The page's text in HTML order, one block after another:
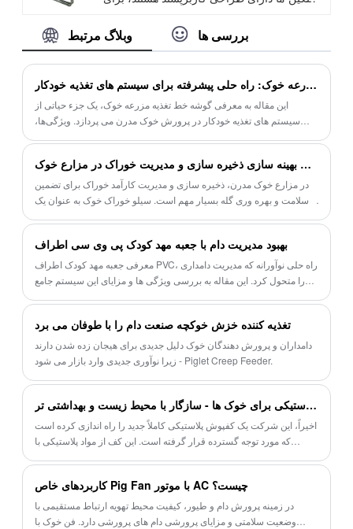
می شوند. آنها مجهز به سیستم باز و بسته شدن
موثری را فراهم می کند و در عین حال ظاهر
زیبایی را حفظ می کند.
استثنایی را از طریق مواد درجه یک و کار خوب
ارائه می‌دهند. با استقبال خوب دامداران در
سراسر جهان، این محصولات به طور کامل به
دلیل عملکرد پایدار و مقرون به صرفه بودن بالا
وبلاگ مرتبط بررسی ها
گوشه خط تغذیه مزرعه خوک: راه حلی پیشرفته برای سیستم های تغذیه خودکار
این مقاله به معرفی گوشه خط تغذیه مزرعه خوک، یک جزء حیاتی از
سیستم های تغذیه خودکار در پرورش خوک مدرن می پردازد. ویژگی‌ها،
سفارشی‌سازی انعطاف‌پذیر را بررسی کنید. انتخاب Pig Farm Feeding
Line Corner مدیریت تغذیه خودکار کارآمد و قابل اعتماد را امکان پذیر می
کند و سودآوری و توسعه پایدار مزرعه خوک شما را افزایش می دهد.
سیلوی خوراک مزرعه خوک: تجهیزات کلیدی برای بهینه سازی ذخیره سازی و مدیریت خوراک در مزارع خوک
در مزارع خوک مدرن، ذخیره سازی و مدیریت کارآمد خوراک برای تضمین
سلامت و بهره وری گله بسیار مهم است. سیلو خوراک خوک به عنوان یک
بهبود مدیریت دام با جعبه مهد کودک پی وی سی اطراف
معرفی جعبه مهد کودک اطراف PVC، راه حلی نوآورانه که مدیریت دامداری
را متحول کرد. این مقاله به بررسی ویژگی ها و مزایای این سیستم جامع
غذا و کارایی نیروی کار را بهبود می بخشد و در نهایت رفاه حیوانات و بهره
وری را در مهد کودک ها ارتقا می دهد.
تغذیه کننده خزش خوکچه صنعت دام را با طوفان می برد
دامداران و پرورش دهندگان خوک دلیل جدیدی برای هیجان زده شدن دارند
زیرا نوآوری جدیدی وارد بازار می شود - Piglet Creep Feeder.
کفپوش پلاستیکی برای خوک ها - سازگار با محیط زیست و بهداشتی تر
اخیراً، این شرکت یک کفپوش پلاستیکی کاملاً جدید را راه اندازی کرده است
که مورد توجه گسترده قرار گرفته است. این کف از مواد پلاستیکی با
کاربردهای خاص Pig Fan با موتور AC چیست؟
در زمینه پرورش دام و طیور، کیفیت محیط تهویه ارتباط مستقیمی با
وضعیت سلامتی و مزایای پرورشی دام های پرورشی دارد. فن خوک با